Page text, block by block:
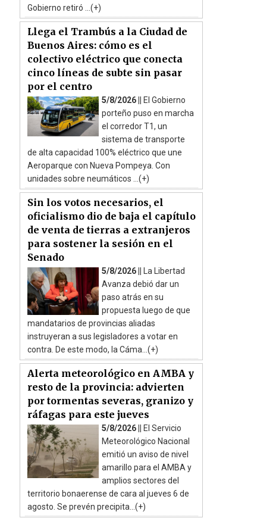
Gobierno retiró ...(+)
Llega el Trambús a la Ciudad de
Buenos Aires: cómo es el
colectivo eléctrico que conecta
cinco líneas de subte sin pasar
por el centro
5/8/2026 ||
El Gobierno
porteño puso en marcha
el corredor T1, un
sistema de transporte
de alta capacidad 100% eléctrico que une
Aeroparque con Nueva Pompeya. Con
unidades sobre neumáticos ...(+)
Sin los votos necesarios, el
oficialismo dio de baja el capítulo
de venta de tierras a extranjeros
para sostener la sesión en el
Senado
5/8/2026 ||
La Libertad
Avanza debió dar un
paso atrás en su
propuesta luego de que
mandatarios de provincias aliadas
instruyeran a sus legisladores a votar en
contra. De este modo, la Cáma...(+)
Alerta meteorológico en AMBA y
resto de la provincia: advierten
por tormentas severas, granizo y
ráfagas para este jueves
5/8/2026 ||
El Servicio
Meteorológico Nacional
emitió un aviso de nivel
amarillo para el AMBA y
amplios sectores del
territorio bonaerense de cara al jueves 6 de
agosto. Se prevén precipita...(+)